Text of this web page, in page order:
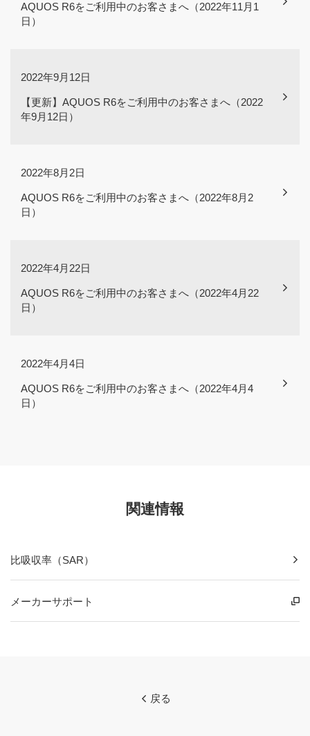
AQUOS R6をご利用中のお客さまへ（2022年11月1
日）
2022年9月12日
【更新】AQUOS R6をご利用中のお客さまへ（2022
年9月12日）
2022年8月2日
AQUOS R6をご利用中のお客さまへ（2022年8月2
日）
2022年4月22日
AQUOS R6をご利用中のお客さまへ（2022年4月22
日）
2022年4月4日
AQUOS R6をご利用中のお客さまへ（2022年4月4
日）
関連情報
比吸収率（SAR）
メーカーサポート
戻る